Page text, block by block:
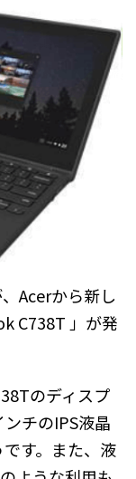
Acerから新し
C738T 」が発
のディスプ
チのIPS液晶
す。また、液